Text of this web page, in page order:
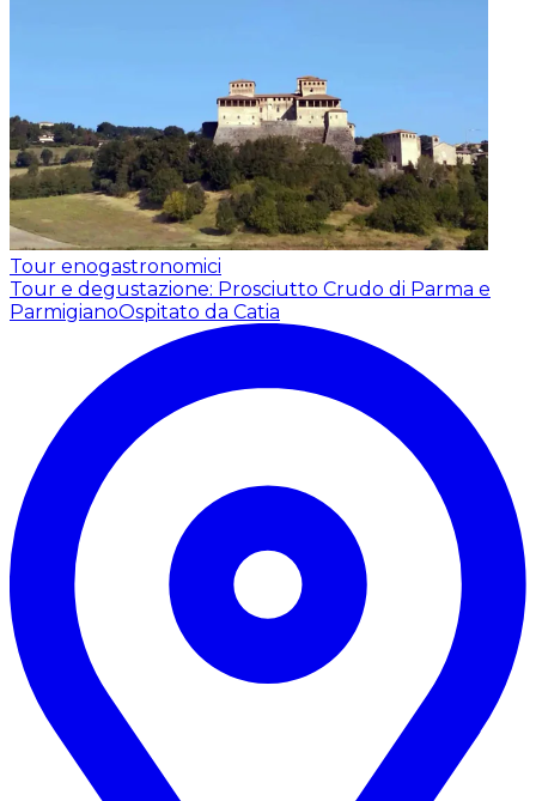
Tour enogastronomici
Tour e degustazione: Prosciutto Crudo di Parma e
ParmigianoOspitato da Catia